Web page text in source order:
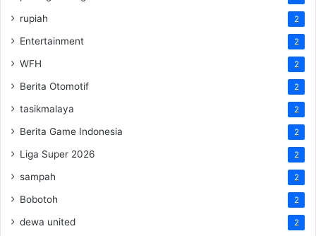
rupiah 2
Entertainment 2
WFH 2
Berita Otomotif 2
tasikmalaya 2
Berita Game Indonesia 2
Liga Super 2026 2
sampah 2
Bobotoh 2
dewa united 2